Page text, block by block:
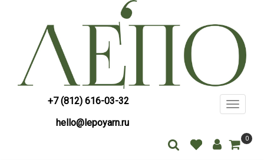
+7 (812) 616-03-32
hello@lepoyarn.ru
Toggle
0